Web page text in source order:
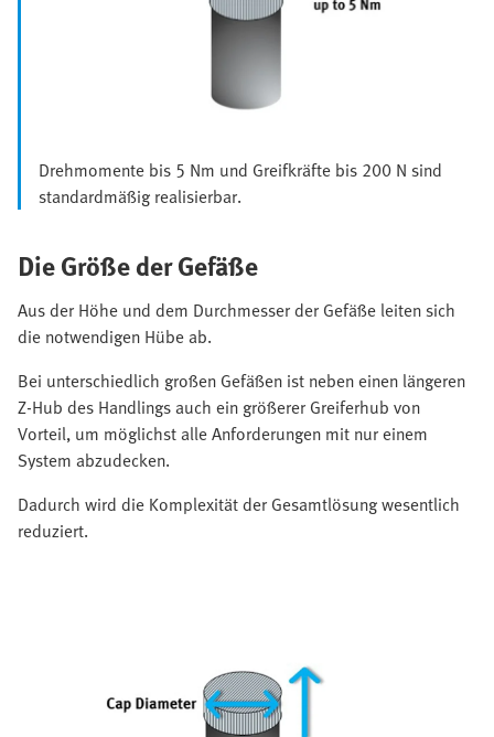
Drehmomente bis 5 Nm und Greifkräfte bis 200 N sind
standardmäßig realisierbar.
Die Größe der Gefäße
Aus der Höhe und dem Durchmesser der Gefäße leiten sich
die notwendigen Hübe ab.
Bei unterschiedlich großen Gefäßen ist neben einen längeren
Z-Hub des Handlings auch ein größerer Greiferhub von
Vorteil, um möglichst alle Anforderungen mit nur einem
System abzudecken.
Dadurch wird die Komplexität der Gesamtlösung wesentlich
reduziert.